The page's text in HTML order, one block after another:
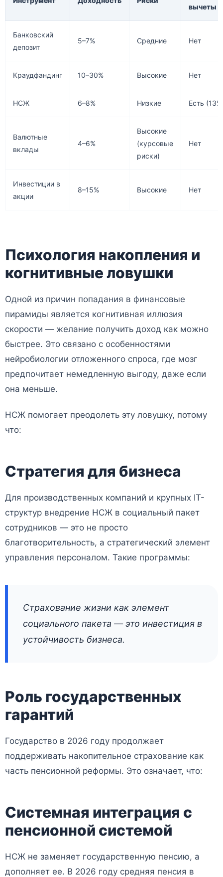
вычеты
Банковский
депозит
5–7% Средние Нет
Краудфандинг 10–30% Высокие Нет
НСЖ 6–8% Низкие Есть
Валютные
вклады
4–6%
Высокие
(курсовые
риски)
Нет
Инвестиции в
акции
8–15% Высокие Нет
Психология накопления и
когнитивные ловушки
Одной из причин попадания в финансовые
пирамиды является когнитивная иллюзия
скорости — желание получить доход как можно
быстрее. Это связано с особенностями
нейробиологии отложенного спроса, где мозг
предпочитает немедленную выгоду, даже если
она меньше.
НСЖ помогает преодолеть эту ловушку, потому
что:
Стратегия для бизнеса
Для производственных компаний и крупных IT-
структур внедрение НСЖ в социальный пакет
сотрудников — это не просто
благотворительность, а стратегический элемент
управления персоналом. Такие программы:
Страхование жизни как элемент
социального пакета — это инвестиция в
устойчивость бизнеса.
Роль государственных
гарантий
Государство в 2026 году продолжает
поддерживать накопительное страхование как
часть пенсионной реформы. Это означает, что:
Системная интеграция с
пенсионной системой
НСЖ не заменяет государственную пенсию, а
дополняет ее. В 2026 году средняя пенсия в